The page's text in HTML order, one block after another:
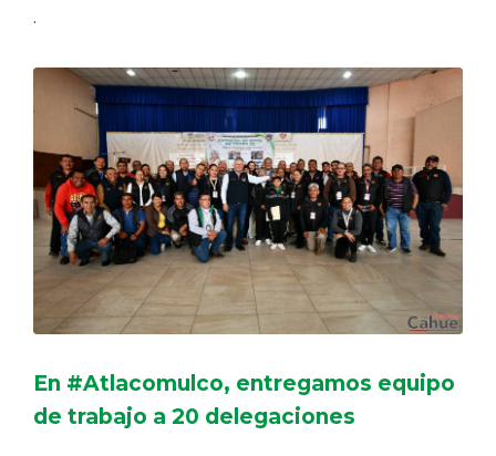
.
En #Atlacomulco, entregamos equipo
de trabajo a 20 delegaciones